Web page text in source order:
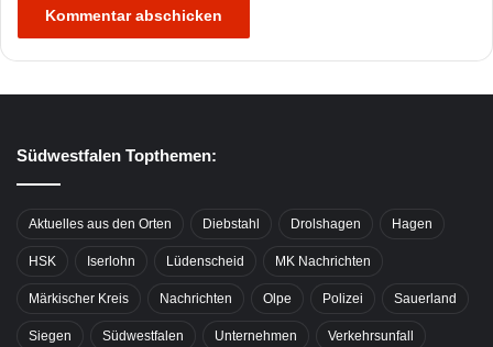
Südwestfalen Topthemen:
Aktuelles aus den Orten Diebstahl Drolshagen Hagen
HSK Iserlohn Lüdenscheid MK Nachrichten
Märkischer Kreis Nachrichten Olpe Polizei Sauerland
Siegen Südwestfalen Unternehmen Verkehrsunfall